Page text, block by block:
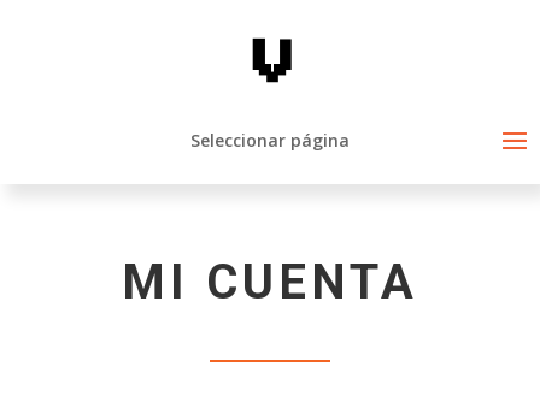
Seleccionar página
MI CUENTA